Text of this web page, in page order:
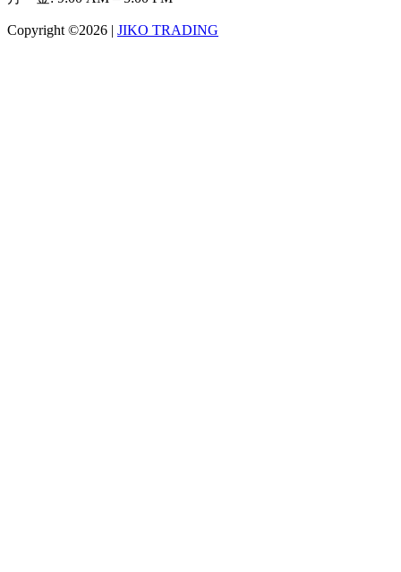
Copyright ©2026 | JIKO TRADING